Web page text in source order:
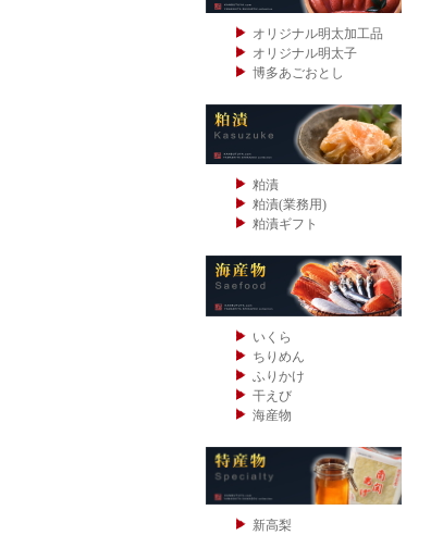
オリジナル明太加工品
オリジナル明太子
博多あごおとし
粕漬
粕漬(業務用)
粕漬ギフト
いくら
ちりめん
ふりかけ
干えび
海産物
新高梨